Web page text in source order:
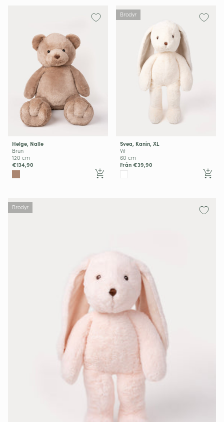
Helge, Nalle
Brun
120 cm
€134,90
Brodyr
Svea, Kanin, XL
Vit
60 cm
Från €39,90
Brodyr